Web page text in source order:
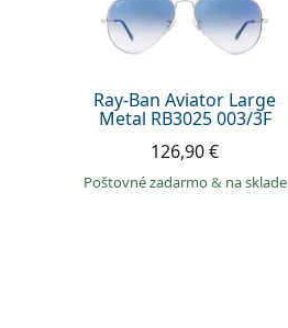
Ray-Ban Aviator Large
Metal RB3025 003/3F
126,90 €
Poštovné zadarmo& na sklade